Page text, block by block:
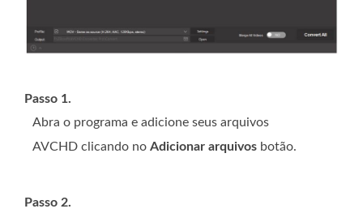
Passo 1.
Abra o programa e adicione seus arquivos
AVCHD clicando no Adicionar arquivos botão.
Passo 2.